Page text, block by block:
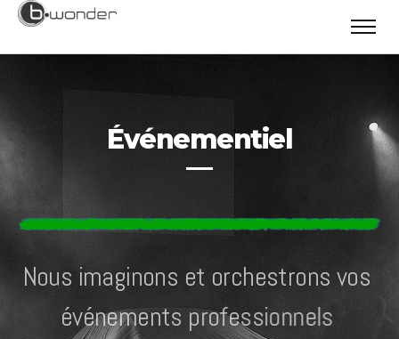
Événementiel
Nous imaginons et orchestrons vos
événements professionnels